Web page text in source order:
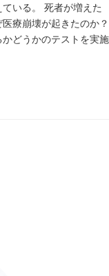
いる。 死者が増えた
療崩壊が起きたのか？
どうかのテストを実施